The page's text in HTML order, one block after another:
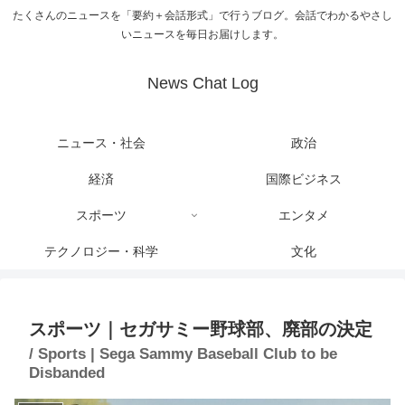
たくさんのニュースを「要約＋会話形式」で行うブログ。会話でわかるやさし
いニュースを毎日お届けします。
News Chat Log
ニュース・社会 政治
経済 国際ビジネス
スポーツ エンタメ
テクノロジー・科学 文化
スポーツ｜セガサミー野球部、廃部の決定
/ Sports | Sega Sammy Baseball Club to be
Disbanded